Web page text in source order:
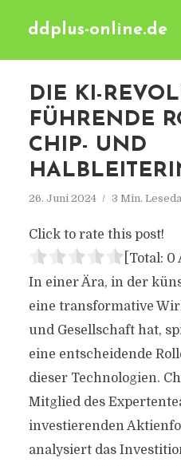
ddplus-online.de
DIE KI-
FÜHRENDE
CHIP- UND
26. Juni 2024 3 Min.
Click to rate this post!
[Total: 0
In einer Ära, in der
eine transformative
und Gesellschaft hat,
eine entscheidende
dieser Technologien.
Mitglied des
investierenden
analysiert das